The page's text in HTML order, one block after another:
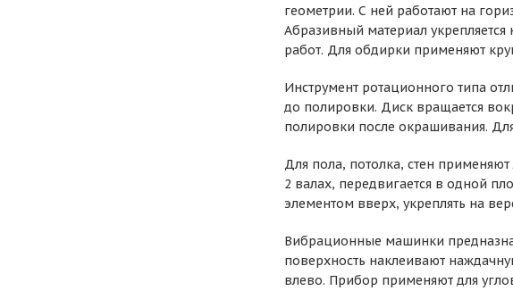
геометрии. С ней работают на
Абразивный материал
работ. Для обдирки применяют
Инструмент ротационного типа
до полировки. Диск вращается
полировки после окрашивания.
Для пола, потолка, стен
2 валах, передвигается в одной
элементом вверх, укреплять на
Вибрационные машинки
поверхность наклеивают
влево. Прибор применяют для